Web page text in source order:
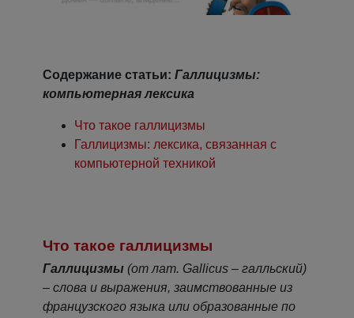
Содержание статьи: Галлицизмы:
компьютерная лексика
Что такое галлицизмы
Галлицизмы: лексика, связанная с
компьютерной техникой
Что такое галлицизмы
Галлицизмы (от лат. Gallicus – галльский)
– слова и выражения, заимствованные из
французского языка или образованные по